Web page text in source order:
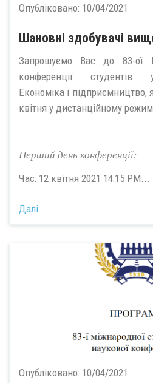
Опубліковано: 10/04/2021
Шановні здобувачі
Запрошуємо Вас до 83-ої
конференції студентів
Економіка і підприємництво,
квітня у дистанційному
Перший день конференції:
Час: 12 квітня 2021 14:15 PM...
Далі
Опубліковано: 10/04/2021